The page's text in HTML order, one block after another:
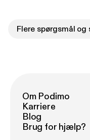
Flere spørgsmål og
Om Podimo
Karriere
Blog
Brug for hjælp?